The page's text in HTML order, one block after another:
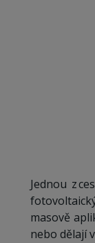
Jednou z
masově
nebo dělají